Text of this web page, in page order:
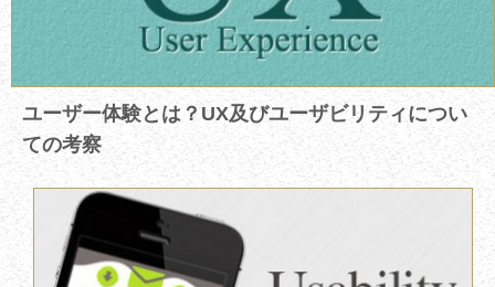
ユーザー体験とは？UX及びユーザビリティについ
ての考察